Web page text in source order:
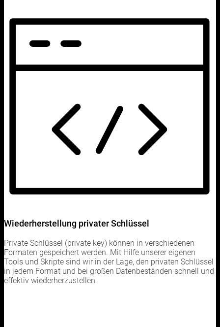
Wiederherstellung privater Schlüssel
Private Schlüssel (private key) können in verschiedenen
Formaten gespeichert werden. Mit Hilfe unserer eigenen
Tools und Skripte sind wir in der Lage, den privaten Schlüssel
in jedem Format und bei großen Datenbeständen schnell und
effektiv wiederherzustellen.